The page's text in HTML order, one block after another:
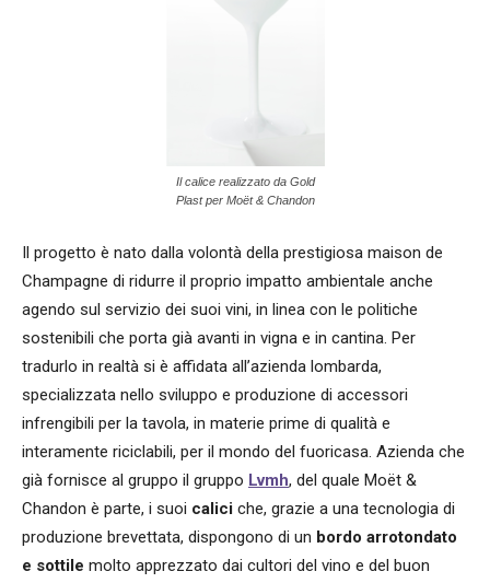
Il calice realizzato da Gold
Plast per Moët & Chandon
Il progetto è nato dalla volontà della prestigiosa maison de
Champagne di ridurre il proprio impatto ambientale anche
agendo sul servizio dei suoi vini, in linea con le politiche
sostenibili che porta già avanti in vigna e in cantina. Per
tradurlo in realtà si è affidata all’azienda lombarda,
specializzata nello sviluppo e produzione di accessori
infrengibili per la tavola, in materie prime di qualità e
interamente riciclabili, per il mondo del fuoricasa. Azienda che
già fornisce al gruppo il gruppo Lvmh, del quale Moët &
Chandon è parte, i suoi calici che, grazie a una tecnologia di
produzione brevettata, dispongono di un bordo arrotondato
e sottile molto apprezzato dai cultori del vino e del buon